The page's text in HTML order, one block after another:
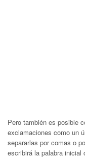
Pero también es posible
exclamaciones como un
separarlas por comas o
escribirá la palabra inicial